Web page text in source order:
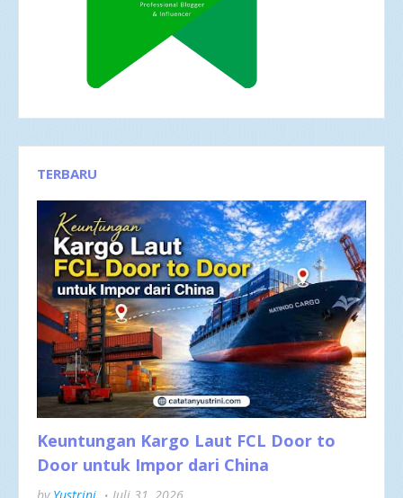
TERBARU
Keuntungan Kargo Laut FCL Door to
Door untuk Impor dari China